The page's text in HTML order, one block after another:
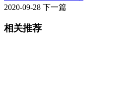
2020-09-28 下一篇
相关推荐